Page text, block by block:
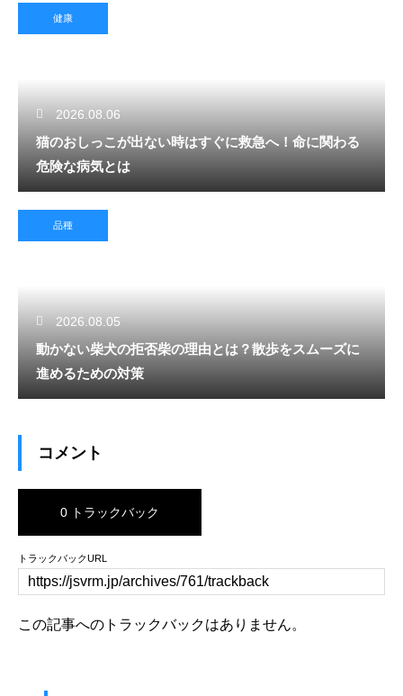
健康
2026.08.06
猫のおしっこが出ない時はすぐに救急へ！命に関わる
危険な病気とは
品種
2026.08.05
動かない柴犬の拒否柴の理由とは？散歩をスムーズに
進めるための対策
コメント
0 トラックバック
トラックバックURL
この記事へのトラックバックはありません。